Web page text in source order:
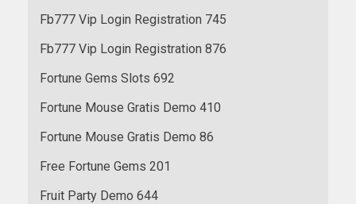
Fb777 Vip Login Registration 745
Fb777 Vip Login Registration 876
Fortune Gems Slots 692
Fortune Mouse Gratis Demo 410
Fortune Mouse Gratis Demo 86
Free Fortune Gems 201
Fruit Party Demo 644